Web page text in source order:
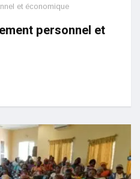
et économique
personnel et